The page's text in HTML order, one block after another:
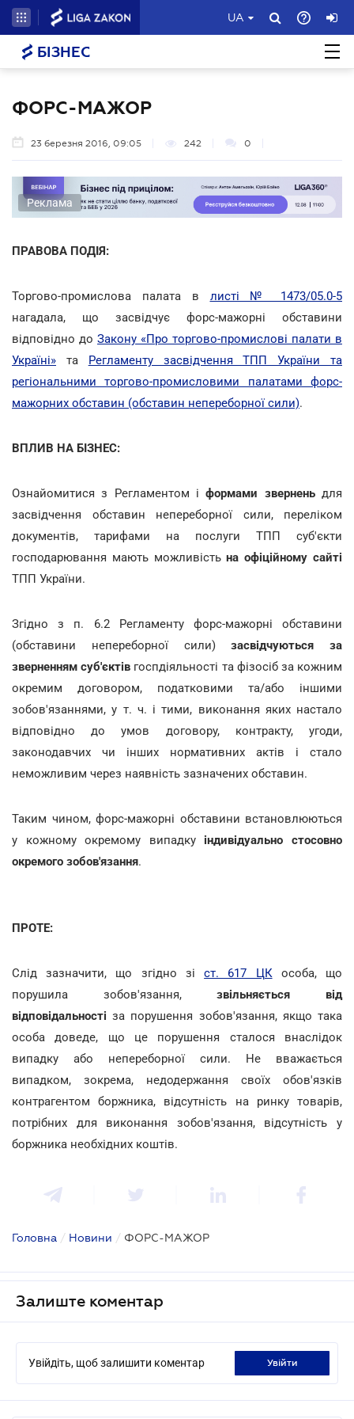
UA
БІЗНЕС
ФОРС-МАЖОР
23 березня 2016, 09:05 242 0
Реклама
ПРАВОВА ПОДІЯ:
Торгово-промислова палата в листі № 1473/05.0-5
нагадала, що засвідчує форс-мажорні обставини
відповідно до Закону «Про торгово-промислові палати в
Україні» та Регламенту засвідчення ТПП України та
регіональними торгово-промисловими палатами форс-
мажорних обставин (обставин непереборної сили).
ВПЛИВ НА БІЗНЕС:
Ознайомитися з Регламентом іформами зверненьдля
засвідчення обставин непереборної сили, переліком
документів, тарифами на послуги ТПП суб'єкти
господарювання мають можливістьна офіційному сайті
ТПП України.
Згідно з п. 6.2 Регламенту форс-мажорні обставини
(обставини непереборної сили)засвідчуються за
зверненням суб'єктів госпдіяльності та фізосіб за кожним
окремим договором, податковими та/або іншими
зобов'язаннями, у т. ч. і тими, виконання яких настало
відповідно до умов договору, контракту, угоди,
законодавчих чи інших нормативних актів і стало
неможливим через наявність зазначених обставин.
Таким чином, форс-мажорні обставини встановлюються
у кожному окремому випадку індивідуально стосовно
окремого зобов'язання.
ПРОТЕ:
Слід зазначити, що згідно зіст. 617 ЦКособа, що
порушила зобов'язання,звільняється від
відповідальностіза порушення зобов'язання, якщо така
особа доведе, що це порушення сталося внаслідок
випадку або непереборної сили. Не вважається
випадком, зокрема, недодержання своїх обов'язків
контрагентом боржника, відсутність на ринку товарів,
потрібних для виконання зобов'язання, відсутність у
боржника необхідних коштів.
Головна / Новини / ФОРС-МАЖОР
Залиште коментар
Увійдіть, щоб залишити коментар увійти